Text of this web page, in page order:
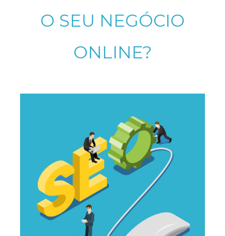
O SEU NEGÓCIO
ONLINE?